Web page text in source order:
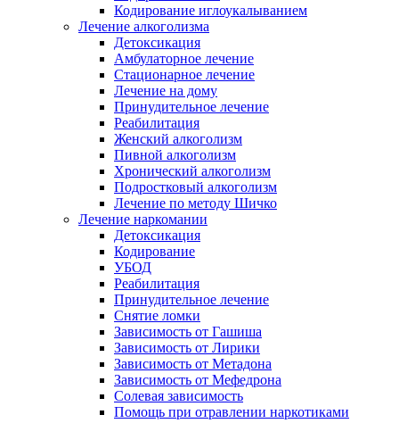
Кодирование иглоукалыванием
Лечение алкоголизма
Детоксикация
Амбулаторное лечение
Стационарное лечение
Лечение на дому
Принудительное лечение
Реабилитация
Женский алкоголизм
Пивной алкоголизм
Хронический алкоголизм
Подростковый алкоголизм
Лечение по методу Шичко
Лечение наркомании
Детоксикация
Кодирование
УБОД
Реабилитация
Принудительное лечение
Снятие ломки
Зависимость от Гашиша
Зависимость от Лирики
Зависимость от Метадона
Зависимость от Мефедрона
Солевая зависимость
Помощь при отравлении наркотиками